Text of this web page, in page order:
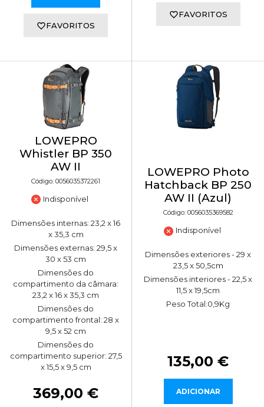
FAVORITOS
FAVORITOS
LOWEPRO
Whistler BP 350
AW II
Código: 0056035372261
Indisponível
Dimensões internas: 23,2 x 16
x 35,3 cm
Dimensões externas: 29,5 x
30 x 53 cm
Dimensões do
compartimento da câmara:
23,2 x 16 x 35,3 cm
Dimensões do
compartimento frontal: 28 x
9,5 x 52 cm
Dimensões do
compartimento superior: 27,5
x 15,5 x 9,5 cm
369,00 €
LOWEPRO Photo
Hatchback BP 250
AW II (Azul)
Código: 0056035369582
Indisponível
Dimensões exteriores - 29 x
23,5 x 50,5cm
Dimensões interiores - 22,5 x
11,5 x 19,5cm
Peso Total:0,9Kg
135,00 €
ADICIONAR